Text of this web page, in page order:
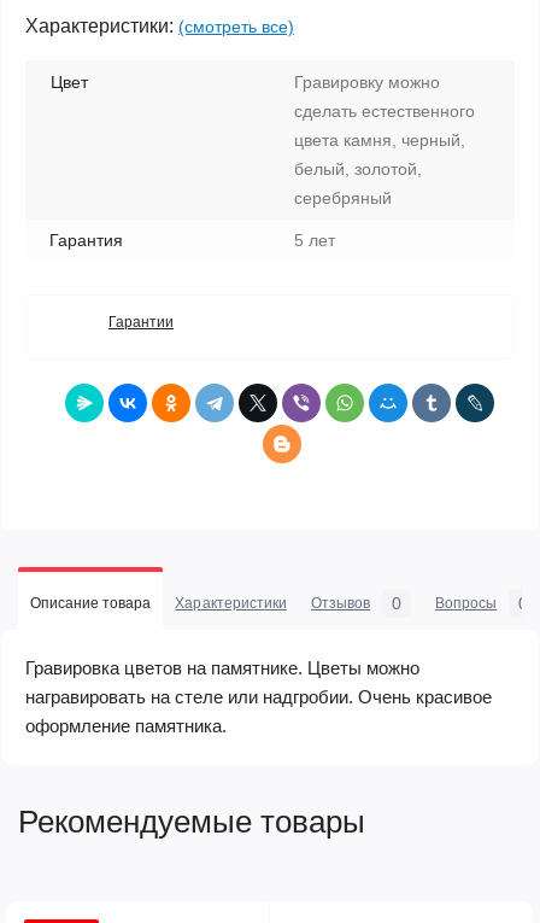
Характеристики: (смотреть все)
Цвет
Гравировку можно
сделать естественного
цвета камня, черный,
белый, золотой,
серебряный
Гарантия 5 лет
Гарантии
Описание товара Характеристики Отзывов 0 Вопросы 0
Гравировка цветов на памятнике. Цветы можно
награвировать на стеле или надгробии. Очень красивое
оформление памятника.
Рекомендуемые товары